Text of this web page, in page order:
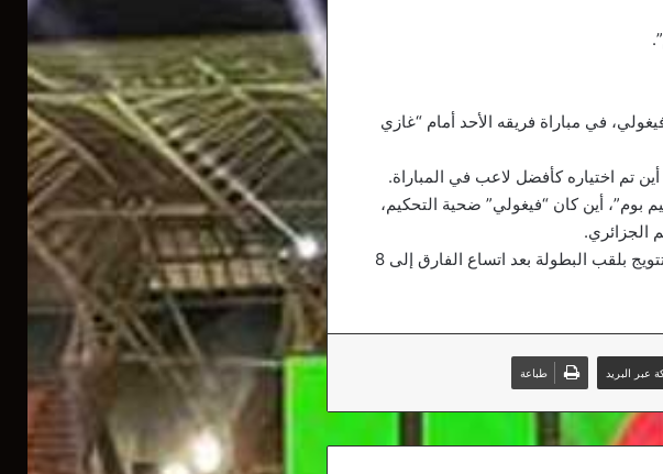
في مباراة فريقه الأحد أمام “غازي
تم اختياره كأفضل لاعب في المباراة.
أين كان “فيغولي” ضحية التحكيم،
الجزائري.
وبعد نتيجة التعادل، فإن نادي “غلطة سراي” يبتعد شيئا فشيء عن التتويج بلقب البطولة بعد اتساع الفارق إلى 8
عبر البريد طباعة